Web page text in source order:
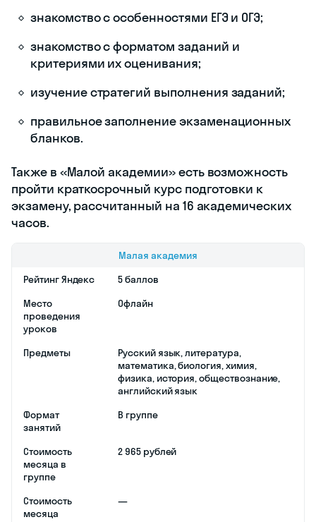
знакомство с особенностями ЕГЭ и ОГЭ;
знакомство с форматом заданий и
критериями их оценивания;
изучение стратегий выполнения заданий;
правильное заполнение экзаменационных
бланков.
Также в «Малой академии» есть возможность
пройти краткосрочный курс подготовки к
экзамену, рассчитанный на 16 академических
часов.
Малая академия
Рейтинг Яндекс
5 баллов
Место
проведения
уроков
Офлайн
Предметы
Русский язык, литература,
математика, биология, химия,
физика, история, обществознание,
английский язык
Формат
занятий
В группе
Стоимость
месяца в
группе
2 965 рублей
Стоимость
месяца
—